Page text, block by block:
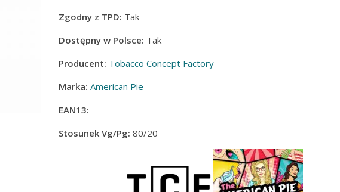
Zgodny z TPD: Tak
Dostępny w Polsce: Tak
Producent: Tobacco Concept Factory
Marka: American Pie
EAN13:
Stosunek Vg/Pg: 80/20